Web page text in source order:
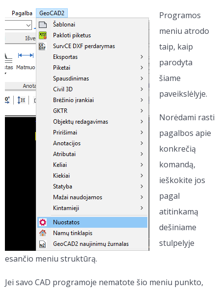
Programos
meniu atrodo
taip, kaip
parodyta
šiame
paveikslėlyje.
Norėdami rasti
pagalbos apie
konkrečią
komandą,
ieškokite jos
pagal
atitinkamą
dešiniame
stulpelyje
esančio meniu struktūrą.
Jei savo CAD programoje nematote šio meniu punkto,